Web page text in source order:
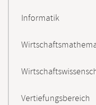
Informatik
Vertiefungsbereich